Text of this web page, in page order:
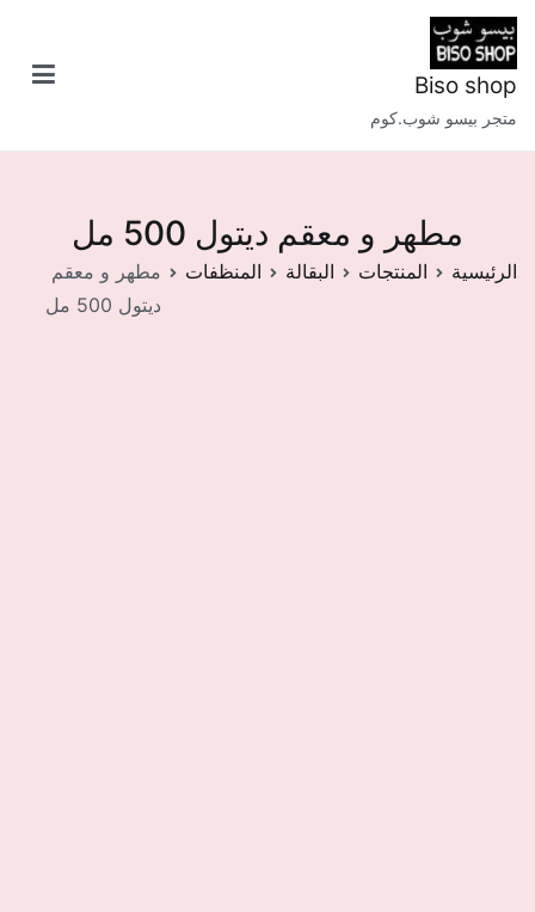
تخطى
إلى
المحتوى
Biso shop
متجر بيسو شوب.كوم
مطهر و معقم ديتول 500 مل
الرئيسية المنتجات البقالة المنظفات
مطهر و معقم
ديتول 500 مل